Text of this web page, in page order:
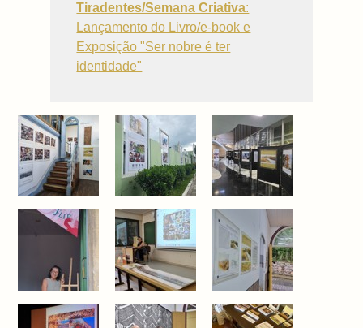
Tiradentes/Semana Criativa:
Lançamento do Livro/e-book e
Exposição "Ser nobre é ter
identidade"